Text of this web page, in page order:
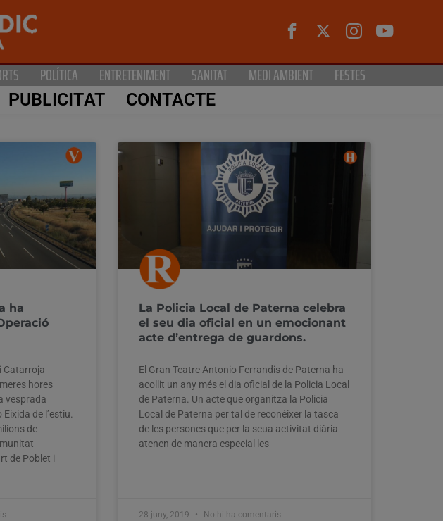
POLÍTICA ENTRETENIMENT SANITAT MEDI AMBIENT FESTES
PUBLICITAT CONTACTE
ha
Catarroja
hores
vesprada
de l’estiu.
de
de Poblet i
La Policia Local de Paterna celebra
el seu dia oficial en un emocionant
acte d’entrega de guardons.
El Gran Teatre Antonio Ferrandis de Paterna ha
acollit un any més el dia oficial de la Policia Local
de Paterna. Un acte que organitza la Policia
Local de Paterna per tal de reconéixer la tasca
de les persones que per la seua activitat diària
atenen de manera especial les
28 juny, 2019 No hi ha comentaris